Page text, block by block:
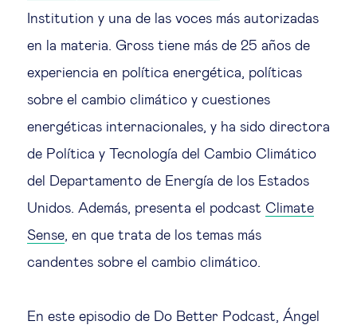
Insights & knowledge by
Suscríbete
Institution y una de las voces más autorizadas
en la materia. Gross tiene más de 25 años de
experiencia en política energética, políticas
sobre el cambio climático y cuestiones
energéticas internacionales, y ha sido directora
de Política y Tecnología del Cambio Climático
del Departamento de Energía de los Estados
Unidos. Además, presenta el podcast Climate
Sense, en que trata de los temas más
candentes sobre el cambio climático.
En este episodio de Do Better Podcast, Ángel